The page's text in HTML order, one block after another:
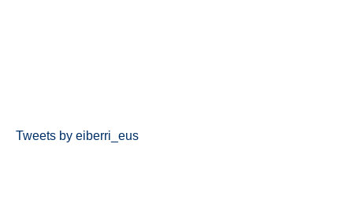
Tweets by eiberri_eus